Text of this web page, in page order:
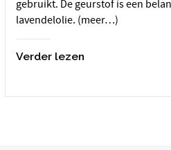
gebruikt. De geurstof is een
lavendelolie. (meer…)
Verder lezen